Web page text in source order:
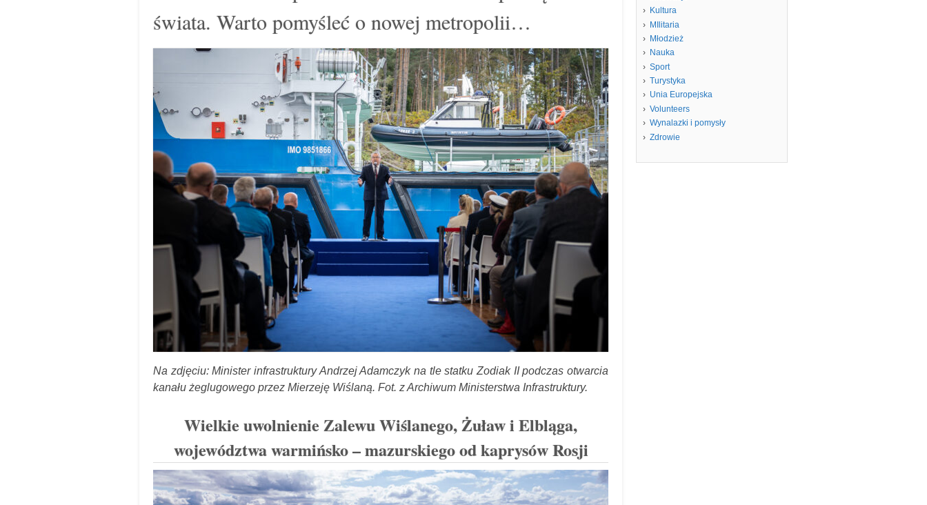
świata. Warto pomyśleć o nowej metropolii…
Na zdjęciu: Minister infrastruktury Andrzej Adamczyk na tle statku Zodiak II podczas otwarcia
kanału żeglugowego przez Mierzeję Wiślaną. Fot. z Archiwum Ministerstwa Infrastruktury.
Wielkie uwolnienie Zalewu Wiślanego, Żuław i Elbląga,
województwa warmińsko – mazurskiego od kaprysów Rosji
Kultura
MIlitaria
Młodzież
Nauka
Sport
Turystyka
Unia Europejska
Volunteers
Wynalazki i pomysły
Zdrowie